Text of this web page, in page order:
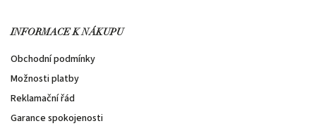
INFORMACE K NÁKUPU
Obchodní podmínky
Možnosti platby
Reklamační řád
Garance spokojenosti